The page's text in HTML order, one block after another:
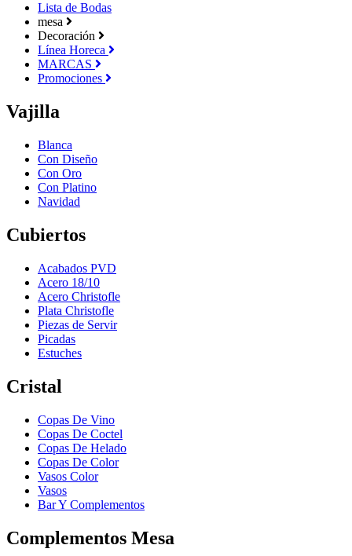
Lista de Bodas
mesa
Decoración
Línea Horeca
MARCAS
Promociones
Vajilla
Blanca
Con Diseño
Con Oro
Con Platino
Navidad
Cubiertos
Acabados PVD
Acero 18/10
Acero Christofle
Plata Christofle
Piezas de Servir
Picadas
Estuches
Cristal
Copas De Vino
Copas De Coctel
Copas De Helado
Copas De Color
Vasos Color
Vasos
Bar Y Complementos
Complementos Mesa